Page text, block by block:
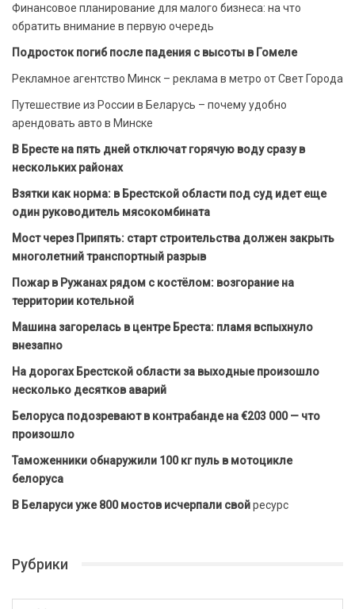
Финансовое планирование для малого бизнеса: на что
обратить внимание в первую очередь
Подросток погиб после падения с высоты в Гомеле
Рекламное агентство Минск – реклама в метро от Свет Города
Путешествие из России в Беларусь – почему удобно
арендовать авто в Минске
В Бресте на пять дней отключат горячую воду сразу в
нескольких районах
Взятки как норма: в Брестской области под суд идет еще
один руководитель мясокомбината
Мост через Припять: старт строительства должен закрыть
многолетний транспортный разрыв
Пожар в Ружанах рядом с костёлом: возгорание на
территории котельной
Машина загорелась в центре Бреста: пламя вспыхнуло
внезапно
На дорогах Брестской области за выходные произошло
несколько десятков аварий
Белоруса подозревают в контрабанде на €203 000 — что
произошло
Таможенники обнаружили 100 кг пуль в мотоцикле
белоруса
В Беларуси уже 800 мостов исчерпали свойресурс
Рубрики